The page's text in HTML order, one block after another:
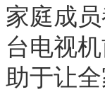
家庭成
台电视
助于让